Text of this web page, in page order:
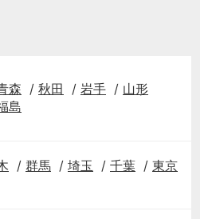
森 秋田 岩手
山形
島
群馬 埼玉 千葉
東京